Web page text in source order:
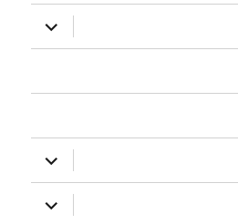
הצג
תפריט
הצג
תפריט
הצג
תפריט